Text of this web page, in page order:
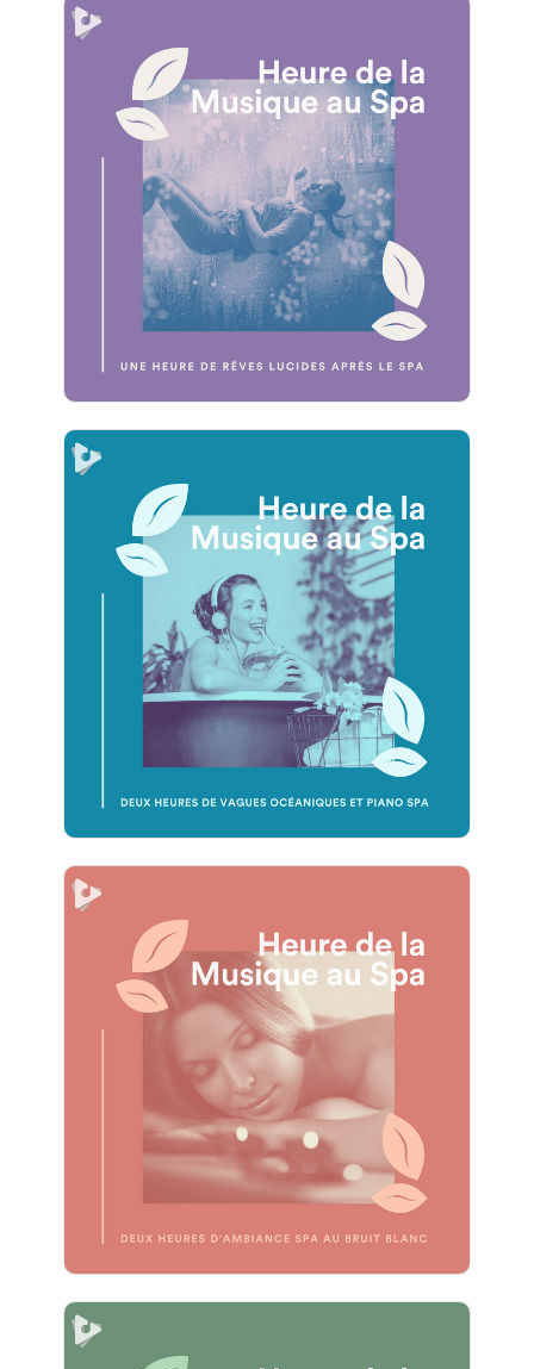
1 Heure de Rêves Lucides
Après le Spa
Info
Jouer
2 Heures de Vagues
Océaniques et Piano Spa
Info
Jouer
2 Heures d'Ambiance Spa au
Bruit Blanc
Info
Jouer